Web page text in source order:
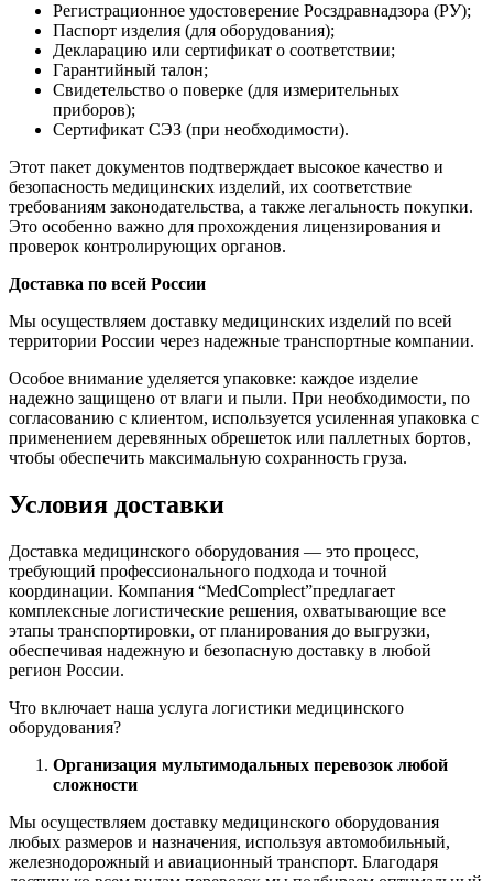
Регистрационное удостоверение Росздравнадзора (РУ);
Паспорт изделия (для оборудования);
Декларацию или сертификат о соответствии;
Гарантийный талон;
Свидетельство о поверке (для измерительных
приборов);
Сертификат СЭЗ (при необходимости).
Этот пакет документов подтверждает высокое качество и
безопасность медицинских изделий, их соответствие
требованиям законодательства, а также легальность покупки.
Это особенно важно для прохождения лицензирования и
проверок контролирующих органов.
Доставка по всей России
Мы осуществляем доставку медицинских изделий по всей
территории России через надежные транспортные компании.
Особое внимание уделяется упаковке: каждое изделие
надежно защищено от влаги и пыли. При необходимости, по
согласованию с клиентом, используется усиленная упаковка с
применением деревянных обрешеток или паллетных бортов,
чтобы обеспечить максимальную сохранность груза.
Условия доставки
Доставка медицинского оборудования — это процесс,
требующий профессионального подхода и точной
координации. Компания “MedComplect”предлагает
комплексные логистические решения, охватывающие все
этапы транспортировки, от планирования до выгрузки,
обеспечивая надежную и безопасную доставку в любой
регион России.
Что включает наша услуга логистики медицинского
оборудования?
Организация мультимодальных перевозок любой
сложности
Мы осуществляем доставку медицинского оборудования
любых размеров и назначения, используя автомобильный,
железнодорожный и авиационный транспорт. Благодаря